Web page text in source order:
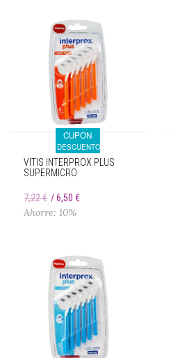
CUPON
DESCUENTO
VITIS INTERPROX PLUS
SUPERMICRO
7,22 € 6,50 €
Ahorre: 10%